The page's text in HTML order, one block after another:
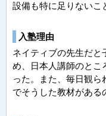
設備も特に足りないこ
入塾理由
ネイティブの先生だと
め、日本人講師のとこ
った。また、毎日観
でそうした教材がある